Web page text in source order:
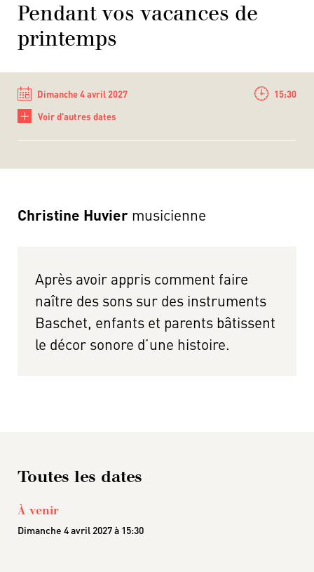
Pendant vos vacances de
printemps
Dimanche 4 avril 2027 15:30
+ Voir d'autres dates
Christine Huvier musicienne
Après avoir appris comment faire
naître des sons sur des instruments
Baschet, enfants et parents bâtissent
le décor sonore d’une histoire.
Toutes les dates
À venir
Dimanche 4 avril 2027 à 15:30